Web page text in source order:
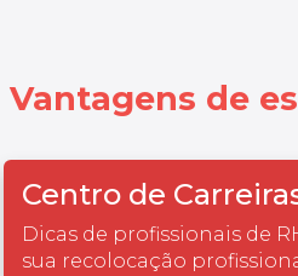
Vantagens de
Centro de
Dicas de profissionais de
sua recolocação